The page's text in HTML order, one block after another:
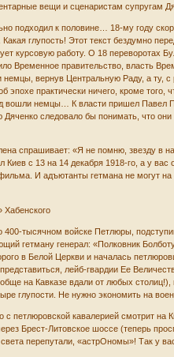
вещи и сценаристам супругам
подходил к половине… 18-му году
глупость! Этот текст бездумно
курсовую работу. О 18
Временное правительство, власть
вернув Центральную Раду, а ту,
практически ничего, кроме
вошли немцы… К власти пришел
следовало бы понимать, что они
спрашивает: «Я не помню, звезду в
с 13 на 14 декабря 1918-го, а у вас
И адъютанты гетмана не могут
Хабенского
тысячном войске Петлюры,
гетману генерал: «Полковник
в Белой Церкви и началась
лейб-гвардии Ее
на Кавказе вдали от любых
глупости. Не нужно экономить на
петлюровской кавалерией смотрит на
Брест-Литовское шоссе (теперь
перепутали, «астрОномы»! Так у